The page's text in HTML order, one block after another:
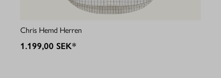
Chris Hemd Herren
1.199,00 SEK*